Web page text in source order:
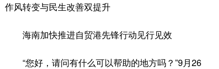
作风转变与民生改善双提升
海南加快推进自贸港先锋行动见行见效
“您好，请问有什么可以帮助的地方吗？”9月26